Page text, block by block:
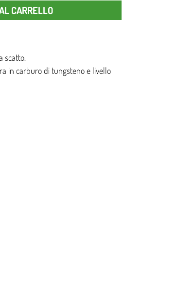
CARRELLO
scatto.
in carburo di tungsteno e livello